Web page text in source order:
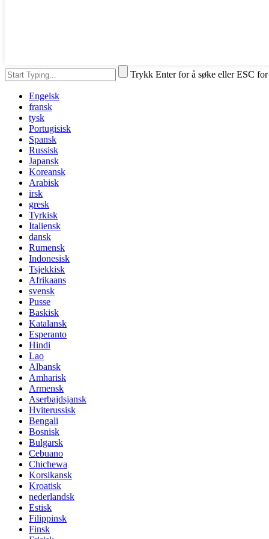
Trykk Enter for å søke eller ESC
Engelsk
fransk
tysk
Portugisisk
Spansk
Russisk
Japansk
Koreansk
Arabisk
irsk
gresk
Tyrkisk
Italiensk
dansk
Rumensk
Indonesisk
Tsjekkisk
Afrikaans
svensk
Pusse
Baskisk
Katalansk
Esperanto
Hindi
Lao
Albansk
Amharisk
Armensk
Aserbajdsjansk
Hviterussisk
Bengali
Bosnisk
Bulgarsk
Cebuano
Chichewa
Korsikansk
Kroatisk
nederlandsk
Estisk
Filippinsk
Finsk